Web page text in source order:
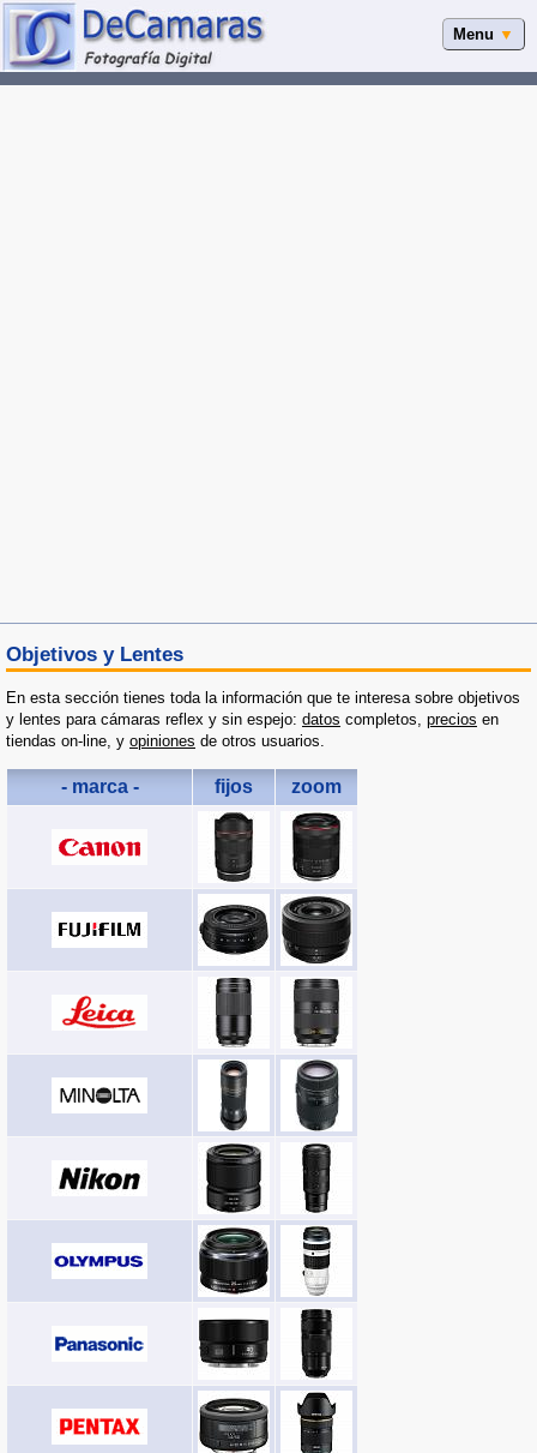
Menu ▼
Objetivos y Lentes
En esta sección tienes toda la información que te interesa sobre objetivos
y lentes para cámaras reflex y sin espejo: datos completos, precios en
tiendas on-line, y opiniones de otros usuarios.
- marca - fijos zoom